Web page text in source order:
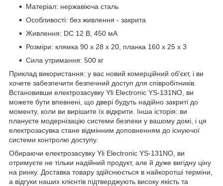
Матеріал: нержавіюча сталь
Особливості: без живлення - закрита
Живлення: DC 12 В, 450 мА
Розміри: клямка 90 х 28 х 20, планка 160 х 25 х 3
Сила утримання: 500 кг
Приклад використання: у вас новий комерційний об'єкт, і ви
хочете забезпечити безпечний доступ для співробітників.
Встановивши електрозасувку Yli Electronic YS-131NO, ви
можете бути впевнені, що двері будуть надійно закриті до
моменту, коли ви вирішите їх відкрити. Інша історія: ви
плануєте модернізацію системи безпеки у вашому домі, і ця
електрозасувка стане відмінним доповненням до існуючої
системи контролю доступу.
Обираючи електрозасувку Yli Electronic YS-131NO, ви
отримуєте не тільки надійний продукт, але й дуже вигідну ціну
на ринку. Доставка товару здійснюється в найкоротші терміни,
а відгуки наших клієнтів підтверджують високу якість та